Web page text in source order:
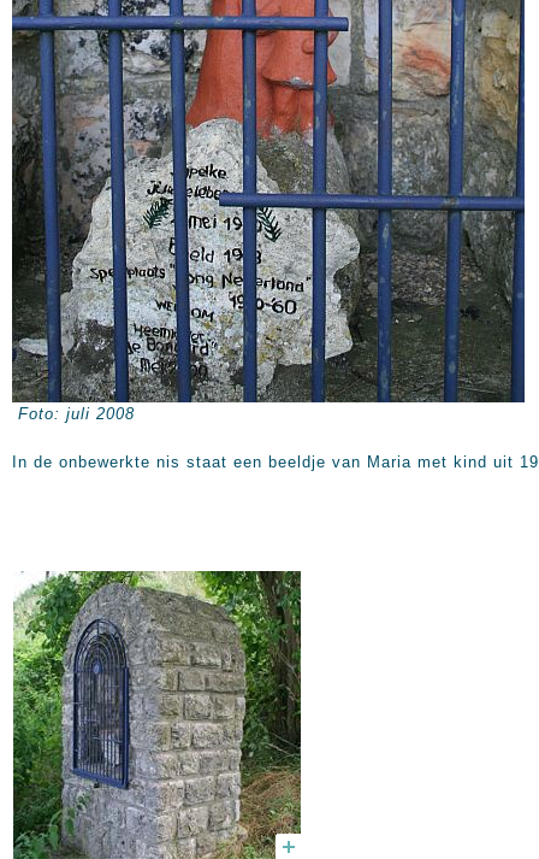
Foto: juli 2008
In de onbewerkte nis staat een beeldje van Maria met kind uit